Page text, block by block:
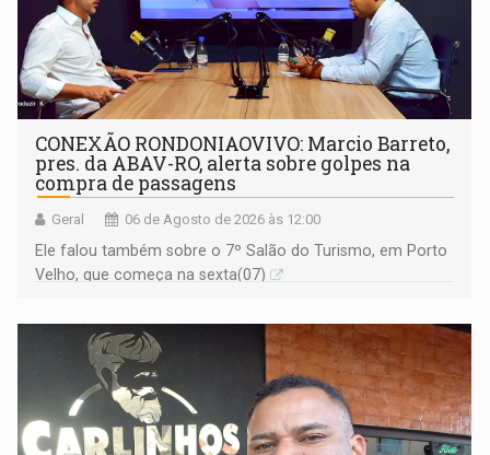
CONEXÃO RONDONIAOVIVO: Marcio Barreto,
pres. da ABAV-RO, alerta sobre golpes na
compra de passagens
Geral 06 de Agosto de 2026 às 12:00
Ele falou também sobre o 7º Salão do Turismo, em Porto
Velho, que começa na sexta(07)